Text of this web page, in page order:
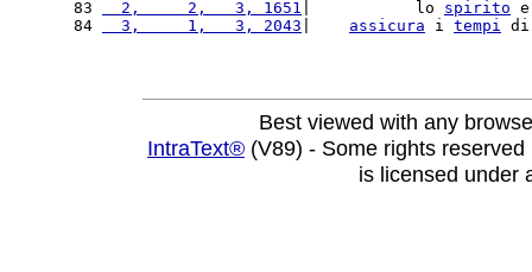
83
  2,     2,   3, 1651
|           lo spirito
84
  3,     1,   3, 2043
assicura i tempi
Best viewed with any
IntraText® (V89) - Some rights
is licensed under